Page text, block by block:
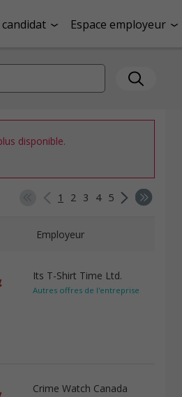
candidat Espace employeur
disponible.
1 2 3 4 5
Employeur
Its T-Shirt Time Ltd.
Autres offres de l'entreprise
Crime Watch Canada